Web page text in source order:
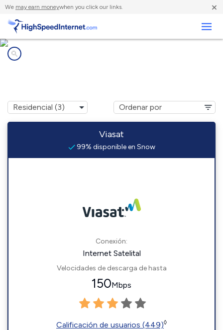
We may earn moneywhen you click our links. ×
Viasat
99% disponible en Snow
Conexión:
Internet Satelital
Velocidades de descarga de hasta
150Mbps
Calificación de usuarios (449)◊